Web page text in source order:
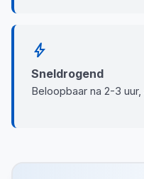
bolt
Sneldrogend
Beloopbaar na 2-3